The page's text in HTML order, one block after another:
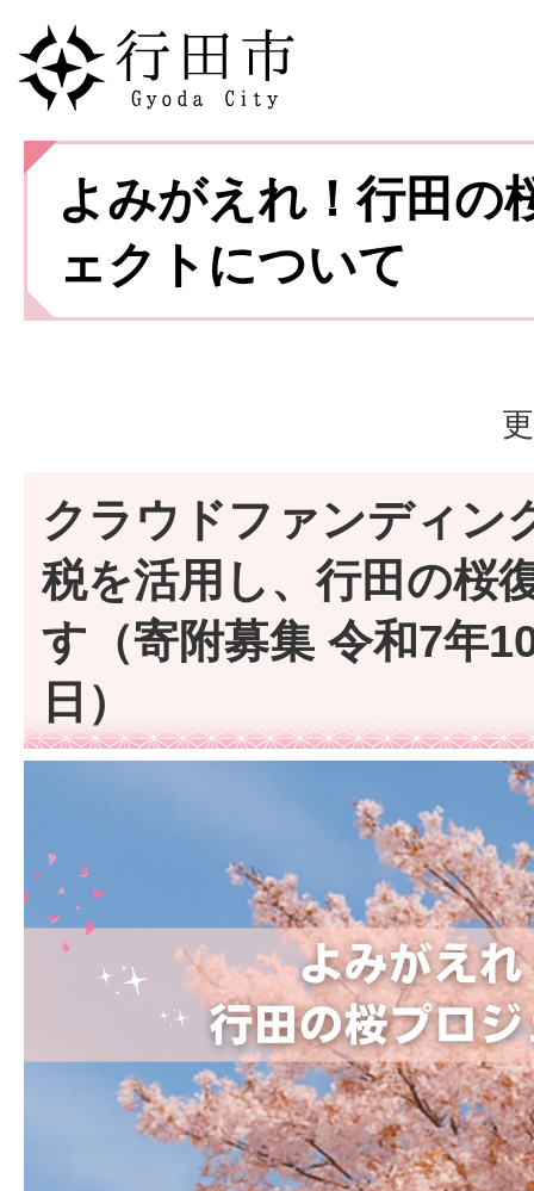
よみがえれ！行田の
ェクトについて
クラウドファンディン
税を活用し、行田の桜
す（寄附募集 令和7年
日）